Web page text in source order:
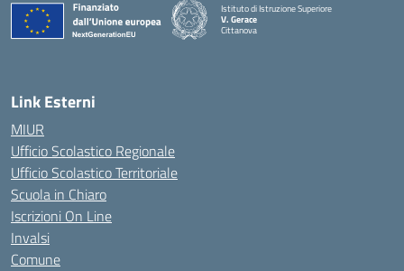
Istituto di Istruzione Superiore
V. Gerace
Cittanova
Link Esterni
MIUR
Ufficio Scolastico Regionale
Ufficio Scolastico Territoriale
Scuola in Chiaro
Iscrizioni On Line
Invalsi
Comune